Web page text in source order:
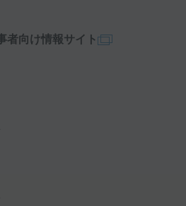
向け情報サイト